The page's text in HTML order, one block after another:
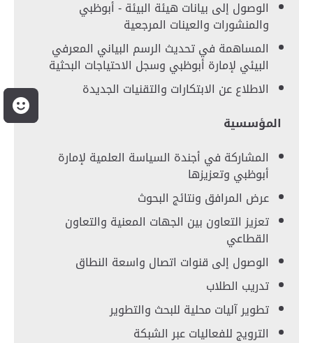
الوصول إلى بيانات هيئة البيئة - أبوظبي
والمنشورات والعينات المرجعية
المساهمة في تحديث الرسم البياني المعرفي
البيئي لإمارة أبوظبي وسجل الاحتياجات البحثية
الاطلاع عن الابتكارات والتقنيات الجديدة
المؤسسية
المشاركة في أجندة السياسة العلمية لإمارة
أبوظبي وتعزيزها
عرض المرافق ونتائج البحوث
تعزيز التعاون بين الجهات المعنية والتعاون
القطاعي
الوصول إلى قنوات اتصال واسعة النطاق
تدريب الطلاب
تطوير آليات محلية للبحث والتطوير
الترويج للفعاليات عبر الشبكة